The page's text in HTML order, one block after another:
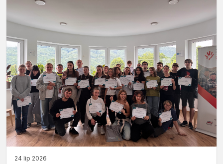
24 lip 2026